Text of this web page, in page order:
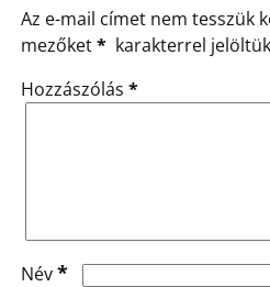
Az e-mail címet nem tesszük
mezőket* karakterrel jelöltük
Hozzászólás *
Név*